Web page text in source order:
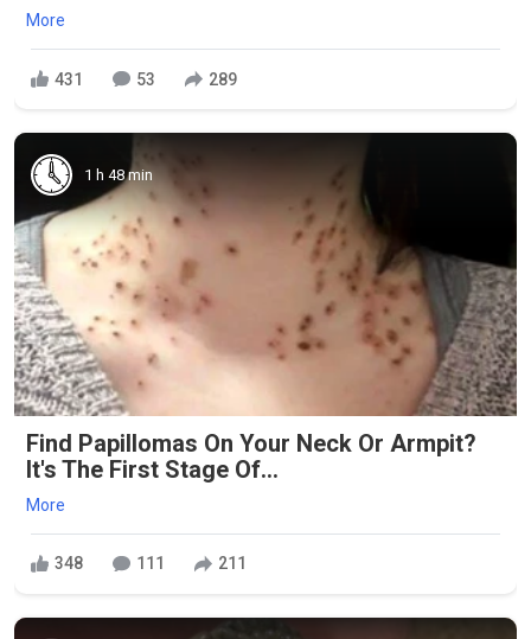
More
431 53 289
1 h 48 min
Find Papillomas On Your Neck Or Armpit?
It's The First Stage Of...
More
348 111 211